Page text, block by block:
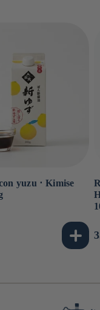
yuzu ⋅ Kimise